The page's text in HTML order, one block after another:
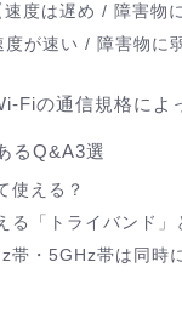
度は遅め / 障害物
が速い / 障害物に
Fiの通信規格によ
るQ&A3選
使える？
る「トライバンド」
・5GHz帯は同時